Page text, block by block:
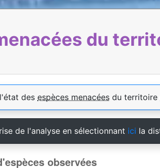
du
des espèces menacées du territoire
de l'analyse en sélectionnant ici la